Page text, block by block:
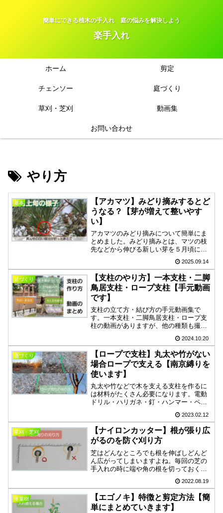
簡単にできる植木の手入れ 庭の悩みを解決しよう
楽手入れ
ホーム 剪定
チェンソー 庭づくり
草刈・芝刈 動画集
お問い合わせ
やり方
基本
【アカマツ】みどり摘みするとど
うなる？【芽が増えて整いやす
い】
アカマツのみどり摘みについて簡単にま
とめました。みどり摘みとは、マツの枝
先などから伸びる新しい芽を５月頃に折
ることです。これをするメリットは、枝
の伸びを抑制しながら芽の数を増やせる
ことです。芽の数を増やせるということ
は、小さく育てながら形を整えるのに役
立ちます。
2025.09.14
庭づくり
【支柱のやり方】一本支柱・二脚
鳥居支柱・ロープ支柱【手元動画
です】
支柱の立て方・結び方の手元動画集で
す。一本支柱・二脚鳥居支柱・ロープ支
柱の動画がありますが、他の種類も撮影
方は結構難しいので、手元が見えやすく
なるべく分かりやすいように撮影できた
らと心がけています。
2024.10.20
庭づくり
【ロープで支柱】丸太や竹がない
場合ロープで支える【南京縛りを
使います】
丸太や竹などで木を支える支柱を作るに
は材料がたくさん必要になります。電動
ドリル・ハリガネ・釘・ハンマー・ペン
どが必要なので、揃えるのが大変だった
りします。今回は、ロープと木の枝だけ
でできる支柱をまとめて書きます。
2023.02.12
草刈・芝刈
【ナイロンカッター】根が張り広
がるのを防ぐ刈り方
芝はどんなところでも根を伸ばしどんど
ん広がってしまいますよね。毎回の芝の
手入れの時に端や角の根を切っておくと
ょっと手を抜いて一年経つともう根が張
って範囲を広げているかもしれません。
そうならないために簡単に刈れる方法を
まとめてあります。
2022.08.19
落葉樹
【エゴノキ】特徴と剪定方法【簡
単にまとめていきます】